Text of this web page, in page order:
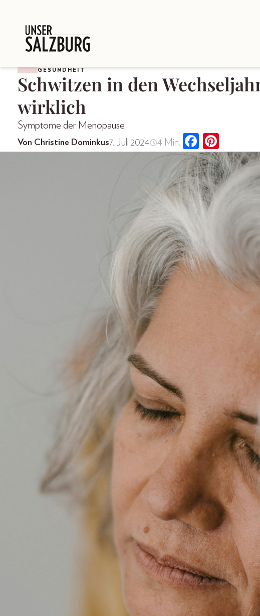
GESUNDHEIT
Schwitzen in den
wirklich
Symptome der Menopause
Von Christine Dominkus7. Juli 2024 4 Min.